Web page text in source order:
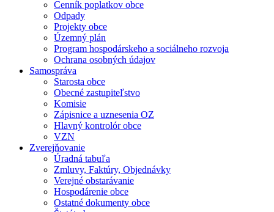
Cenník poplatkov obce
Odpady
Projekty obce
Územný plán
Program hospodárskeho a sociálneho rozvoja
Ochrana osobných údajov
Samospráva
Starosta obce
Obecné zastupiteľstvo
Komisie
Zápisnice a uznesenia OZ
Hlavný kontrolór obce
VZN
Zverejňovanie
Úradná tabuľa
Zmluvy, Faktúry, Objednávky
Verejné obstarávanie
Hospodárenie obce
Ostatné dokumenty obce